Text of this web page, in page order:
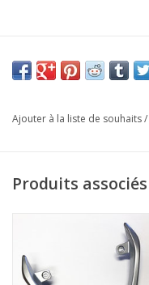
Ajouter à la liste de souhaits/
Produits associés